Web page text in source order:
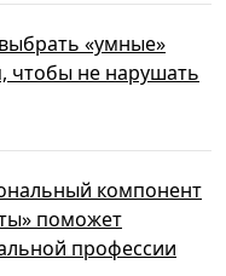
«умные»
чтобы не нарушать
компонент
поможет
профессии